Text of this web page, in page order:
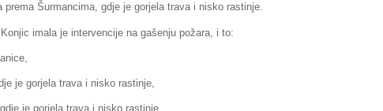
Šurmancima, gdje je gorjela trava i nisko rastinje.
imala je intervencije na gašenju požara, i to:
je gorjela trava i nisko rastinje,
je gorjela trava i nisko rastinje.